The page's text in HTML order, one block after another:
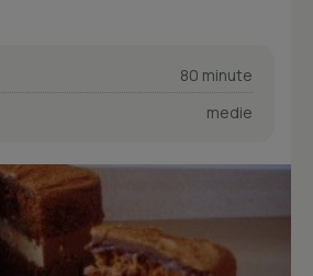
80 minute
medie